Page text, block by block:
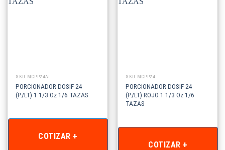
SKU: MCPP24AI
PORCIONADOR DOSIF 24
(P/LT) 1 1/3 Oz 1/6 TAZAS
COTIZAR +
SKU: MCPP24
PORCIONADOR DOSIF 24
(P/LT) ROJO 1 1/3 Oz 1/6
TAZAS
COTIZAR +